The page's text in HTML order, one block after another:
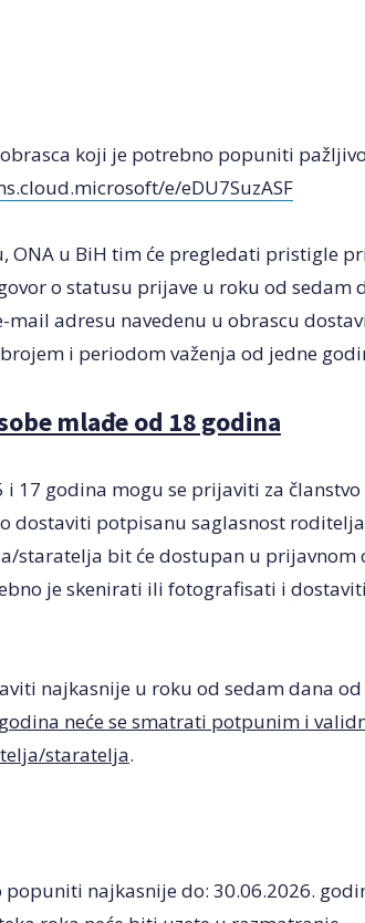
koji je potrebno popuniti
e/eDU7SuzASF
ONA u BiH tim će pregledati pristigle
o statusu prijave u roku od sedam
adresu navedenu u obrascu
i periodom važenja od jedne
mlađe od 18 godina
17 godina mogu se prijaviti za članstvo
dostaviti potpisanu saglasnost
staratelja bit će dostupan u prijavnom
je skenirati ili fotografisati i
najkasnije u roku od sedam dana
neće se smatrati potpunim i
staratelja.
najkasnije do: 30.06.2026.